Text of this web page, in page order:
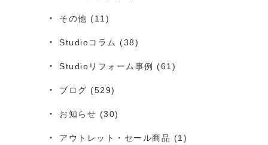
その他 (11)
Studioコラム (38)
Studioリフォーム事例 (61)
ブログ (529)
お知らせ (30)
アウトレット・セール商品 (1)